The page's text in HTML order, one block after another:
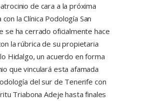
de cara a la próxima
la Clínica Podología San
se ha cerrado oficialmente hace
la rúbrica de su propietaria
Hidalgo, un acuerdo en forma
que vinculará esta afamada
del sur de Tenerife con
Triabona Adeje hasta finales